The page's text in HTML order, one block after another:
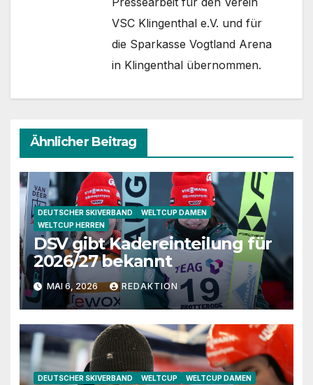
VSC Klingenthal e.V. und für
die Sparkasse Vogtland Arena
in Klingenthal übernommen.
Ähnlicher Beitrag
DEUTSCHER SKIVERBAND
WELTCUP DAMEN
WELTCUP HERREN
DSV gibt Kadereinteilung für
2026/27 bekannt
MAI 6, 2026 REDAKTION
DEUTSCHER SKIVERBAND WELTCUP WELTCUP DAMEN